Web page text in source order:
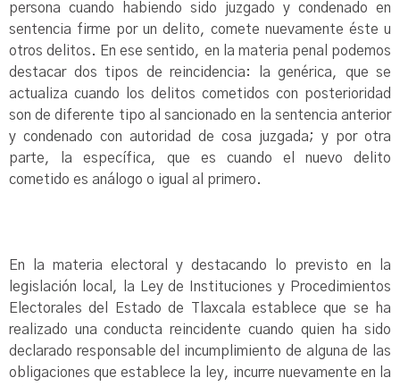
persona cuando habiendo sido juzgado y condenado en
sentencia firme por un delito, comete nuevamente éste u
otros delitos. En ese sentido, en la materia penal podemos
destacar dos tipos de reincidencia: la genérica, que se
actualiza cuando los delitos cometidos con posterioridad
son de diferente tipo al sancionado en la sentencia anterior
y condenado con autoridad de cosa juzgada; y por otra
parte, la específica, que es cuando el nuevo delito
cometido es análogo o igual al primero.
En la materia electoral y destacando lo previsto en la
legislación local, la Ley de Instituciones y Procedimientos
Electorales del Estado de Tlaxcala establece que se ha
realizado una conducta reincidente cuando quien ha sido
declarado responsable del incumplimiento de alguna de las
obligaciones que establece la ley, incurre nuevamente en la